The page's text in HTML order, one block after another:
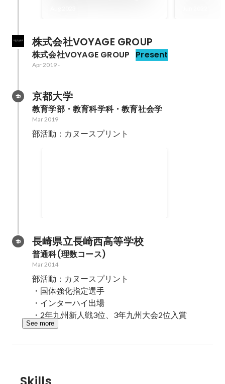
株式会社VOYAGE GROUP
株式会社VOYAGE GROUP Present
Apr 2019-
京都大学
教育学部・教育科学科・教育社会学
Mar 2019
長崎県立長崎西高等学校
普通科(理数コース)
Mar 2014
部活動：カヌースプリント
・国体強化指定選手
・インターハイ出場
・2年九州新人戦3位、3年九州大会2位入賞
See more